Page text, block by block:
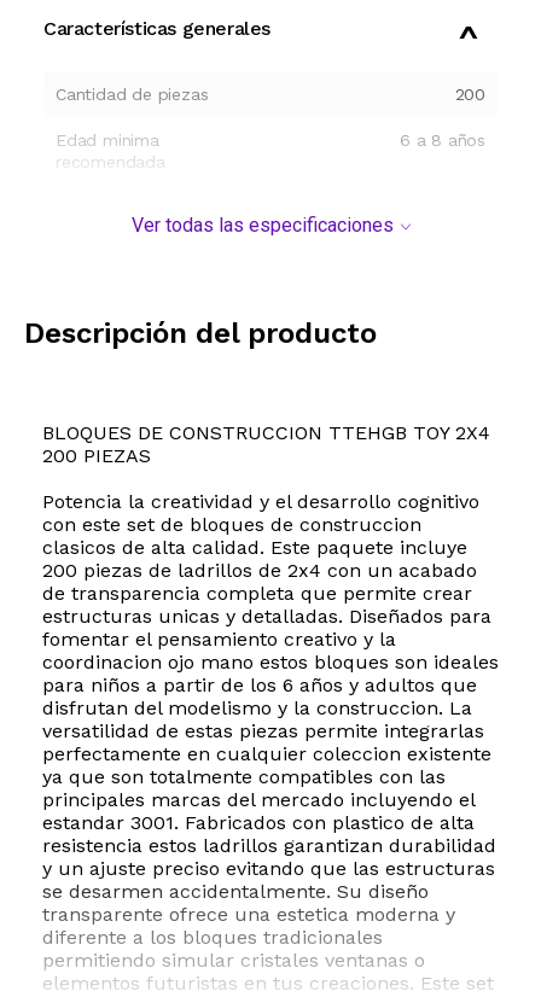
Características generales
Cantidad de piezas 200
Edad minima
recomendada
6 a 8 años
Ver todas las especificaciones
Descripción del producto
BLOQUES DE CONSTRUCCION TTEHGB TOY 2X4
200 PIEZAS
Potencia la creatividad y el desarrollo cognitivo
con este set de bloques de construccion
clasicos de alta calidad. Este paquete incluye
200 piezas de ladrillos de 2x4 con un acabado
de transparencia completa que permite crear
estructuras unicas y detalladas. Diseñados para
fomentar el pensamiento creativo y la
coordinacion ojo mano estos bloques son ideales
para niños a partir de los 6 años y adultos que
disfrutan del modelismo y la construccion. La
versatilidad de estas piezas permite integrarlas
perfectamente en cualquier coleccion existente
ya que son totalmente compatibles con las
principales marcas del mercado incluyendo el
estandar 3001. Fabricados con plastico de alta
resistencia estos ladrillos garantizan durabilidad
y un ajuste preciso evitando que las estructuras
se desarmen accidentalmente. Su diseño
transparente ofrece una estetica moderna y
diferente a los bloques tradicionales
permitiendo simular cristales ventanas o
elementos futuristas en tus creaciones. Este set